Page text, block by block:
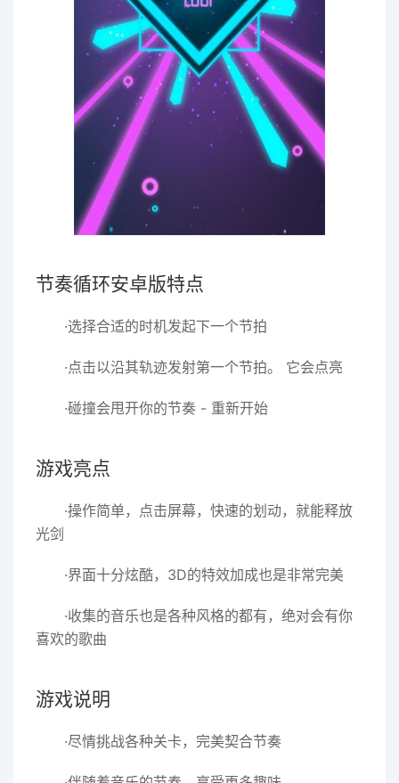
节奏循环安卓版特点
·选择合适的时机发起下一个节拍
·点击以沿其轨迹发射第一个节拍。 它会点亮
·碰撞会甩开你的节奏 - 重新开始
游戏亮点
·操作简单，点击屏幕，快速的划动，就能释放
光剑
·界面十分炫酷，3D的特效加成也是非常完美
·收集的音乐也是各种风格的都有，绝对会有你
喜欢的歌曲
游戏说明
·尽情挑战各种关卡，完美契合节奏